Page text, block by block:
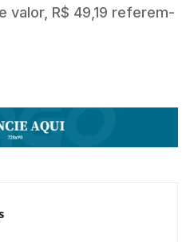
valor, R$ 49,19 referem-